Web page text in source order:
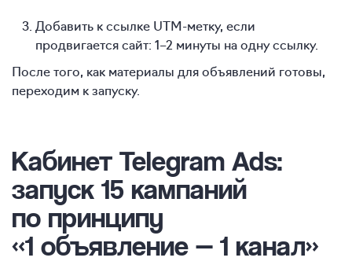
Добавить к ссылке UTM-метку, если
продвигается сайт: 1–2 минуты на одну ссылку.
После того, как материалы для объявлений готовы,
переходим к запуску.
Кабинет Telegram Ads:
запуск 15 кампаний
по принципу
«1 объявление — 1 канал»